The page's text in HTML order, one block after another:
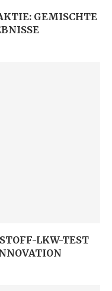
GEMISCHTE
LKW-TEST